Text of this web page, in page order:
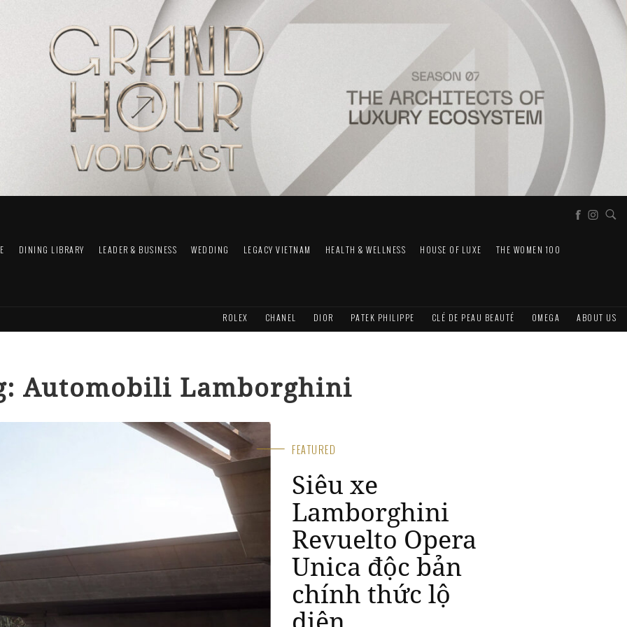
DINING LIBRARY LEADER & BUSINESS WEDDING LEGACY VIETNAM HEALTH & WELLNESS HOUSE OF LUXE THE WOMEN 100
ROLEX CHANEL DIOR PATEK PHILIPPE CLÉ DE PEAU BEAUTÉ OMEGA ABOUT US
Automobili Lamborghini
FEATURED
Xe siêu hiếm
Lamborghini 5-
95 Zagato lên
sàn đấu giá
Aug 19, 2024 / Automobiles